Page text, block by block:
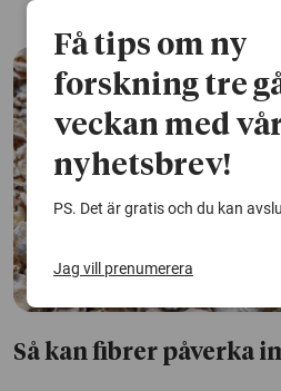
Så kan fibrer påverka
Få tips om ny
forskning tre
veckan med
nyhetsbrev!
PS. Det är gratis och du kan
Jag vill prenumerera